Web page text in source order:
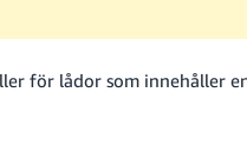
för lådor som innehåller